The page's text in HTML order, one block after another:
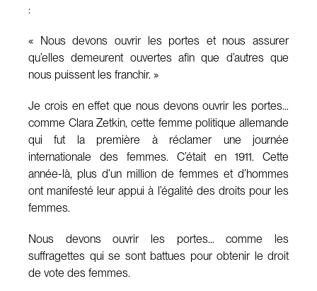
:
« Nous devons ouvrir les portes et nous assurer
qu’elles demeurent ouvertes afin que d’autres que
nous puissent les franchir. »
Je crois en effet que nous devons ouvrir les portes…
comme Clara Zetkin, cette femme politique allemande
qui fut la première à réclamer une journée
internationale des femmes. C’était en 1911. Cette
année-là, plus d’un million de femmes et d’hommes
ont manifesté leur appui à l’égalité des droits pour les
femmes.
Nous devons ouvrir les portes… comme les
suffragettes qui se sont battues pour obtenir le droit
de vote des femmes.